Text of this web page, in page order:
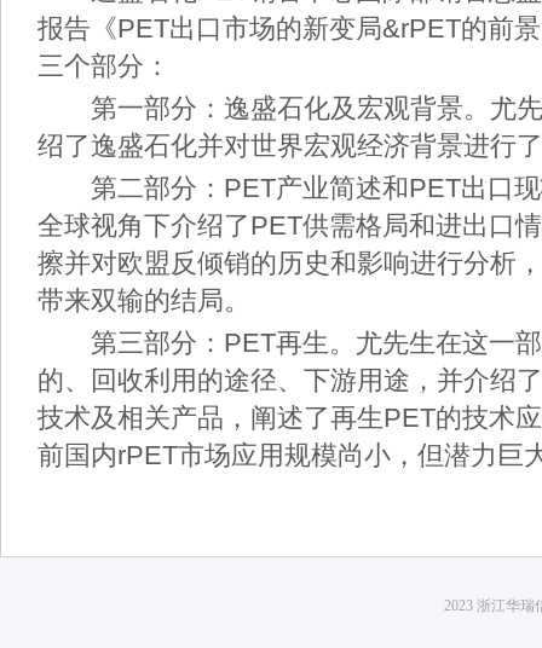
报告《PET出口市场的新变局&rPET的前
三个部分：
第一部分：逸盛石化及宏观背景。尤先
绍了逸盛石化并对世界宏观经济背景进行
第二部分：PET产业简述和PET出口现
全球视角下介绍了PET供需格局和进出口
擦并对欧盟反倾销的历史和影响进行分析
带来双输的结局。
第三部分：PET再生。尤先生在这一部
的、回收利用的途径、下游用途，并介绍
技术及相关产品，阐述了再生PET的技术
前国内rPET市场应用规模尚小，但潜力巨
2023 浙江华瑞